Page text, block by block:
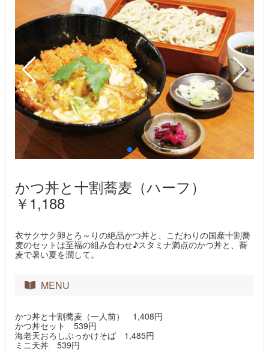
かつ丼と十割蕎麦（ハーフ）
￥1,188
衣サクサク卵とろ～りの絶品かつ丼と、こだわりの国産十割蕎
麦のセットは至福の組み合わせ♪スタミナ満点のかつ丼と、蕎
麦で暑い夏を潤して。
MENU
かつ丼と十割蕎麦（一人前） 1,408円
かつ丼セット 539円
海老天おろしぶっかけそば 1,485円
ミニ天丼 539円